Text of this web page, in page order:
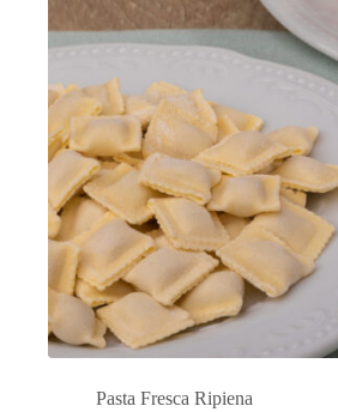
Pasta Fresca Ripiena